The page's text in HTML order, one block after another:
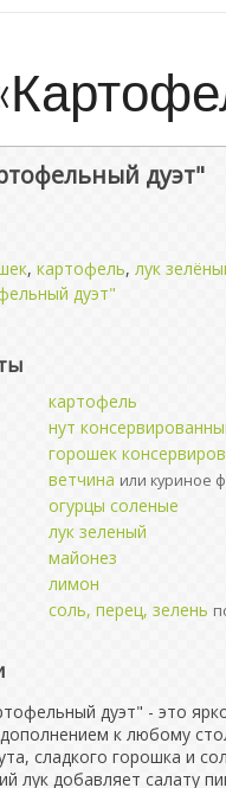
дуэт"
, картофель, лук
дуэт"
картофель
нут
горошек
ветчина или куриное
огурцы соленые
лук зеленый
майонез
лимон
соль, перец, зелень
дуэт" - это
к любому
сладкого горошка и
лук добавляет салату